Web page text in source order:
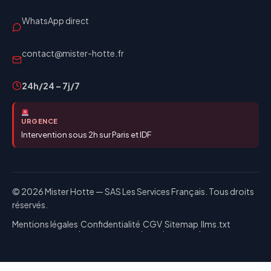
WhatsApp direct
contact@mister-hotte.fr
24h/24 – 7j/7
URGENCE
Intervention sous 2h sur Paris et IDF
© 2026 Mister Hotte — SAS Les Services Français. Tous droits
réservés.
Mentions légales
·
Confidentialité
·
CGV
·
Sitemap
·
llms.txt